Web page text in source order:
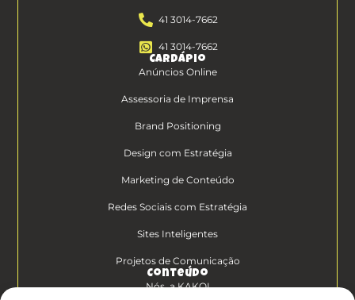
41 3014-7662
41 3014-7662
Cardápio
Anúncios Online
Assessoria de Imprensa
Brand Positioning
Design com Estratégia
Marketing de Conteúdo
Redes Sociais com Estratégia
Sites Inteligentes
Projetos de Comunicação
Conteúdo
Nós, a KAKOI